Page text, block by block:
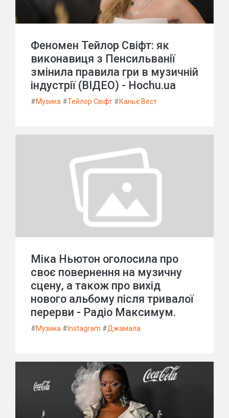
Феномен Тейлор Свіфт: як
виконавиця з Пенсильванії
змінила правила гри в музичній
індустрії (ВІДЕО) - Hochu.ua
#Музика #Тейлор Свіфт #Каньє Вест
Міка Ньютон оголосила про
своє повернення на музичну
сцену, а також про вихід
нового альбому після тривалої
перерви - Радіо Максимум.
#Музика # Instagram #Джамала